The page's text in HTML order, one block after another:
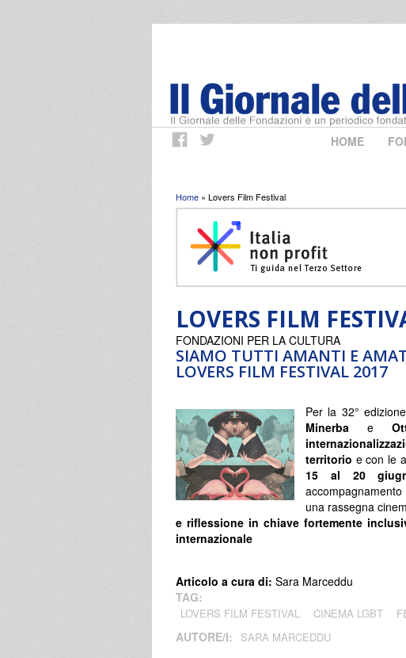
HOME
Tu sei qui
Home » Lovers Film Festival
LOVERS FILM
SIAMO TUTTI AMANTI E
LOVERS FILM FESTIVAL 2017
FONDAZIONI PER LA CULTURA
Per la 32°
Minerba e
territorio e con le
15 al 20
una rassegna
e riflessione in chiave fortemente
internazionale
Articolo a cura di: Sara Marceddu
TAG:
LOVERS FILM FESTIVAL CINEMA LGBT
AUTORE/I: SARA MARCEDDU